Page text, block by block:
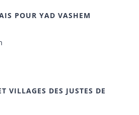
POUR YAD VASHEM
VILLAGES DES JUSTES DE